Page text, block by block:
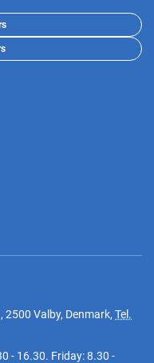
Valby, Denmark, Tel.
- 16.30. Friday: 8.30 -